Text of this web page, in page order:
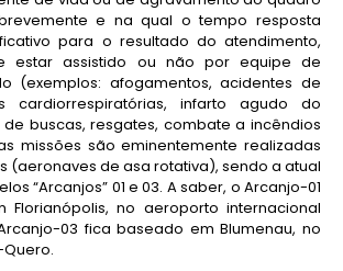
e na qual o tempo resposta
para o resultado do atendimento,
estar assistido ou não por equipe de
(exemplos: afogamentos, acidentes de
cardiorrespiratórias, infarto agudo do
buscas, resgates, combate a incêndios
missões são eminentemente realizadas
(aeronaves de asa rotativa), sendo a atual
“Arcanjos” 01 e 03. A saber, o Arcanjo-01
no aeroporto internacional
03 fica baseado em Blumenau, no